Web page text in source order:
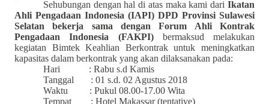
Sehubungan dengan hal di atas maka kami dariIkatan
Ahli Pengadaan Indonesia (IAPI) DPD Provinsi Sulawesi
Selatan bekerja sama dengan Forum Ahli Kontrak
Pengadaan Indonesia (FAKPI) bermaksud melakukan
kegiatan Bimtek Keahlian Berkontrak untuk meningkatkan
kapasitas dalam berkontrak yang akan dilaksanakan pada:
Hari
: Rabu s.d Kamis
Tanggal
: 01 s.d. 02 Agustus 2018
Waktu
: Pukul 08.00-17.00 Wita
Tempat
: Hotel Makassar(tentative)